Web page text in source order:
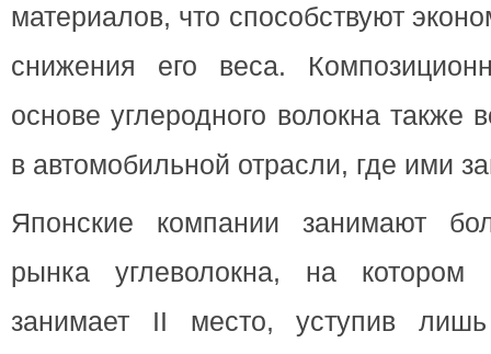
материалов, что способствуют
снижения его веса.
основе углеродного волокна также
в автомобильной отрасли, где ими
Японские компании занимают
рынка углеволокна, на
занимает II место, уступив